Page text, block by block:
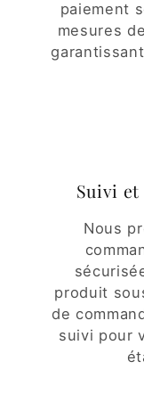
paiement
mesures
Suivi et
Nous
produit
de
suivi pour